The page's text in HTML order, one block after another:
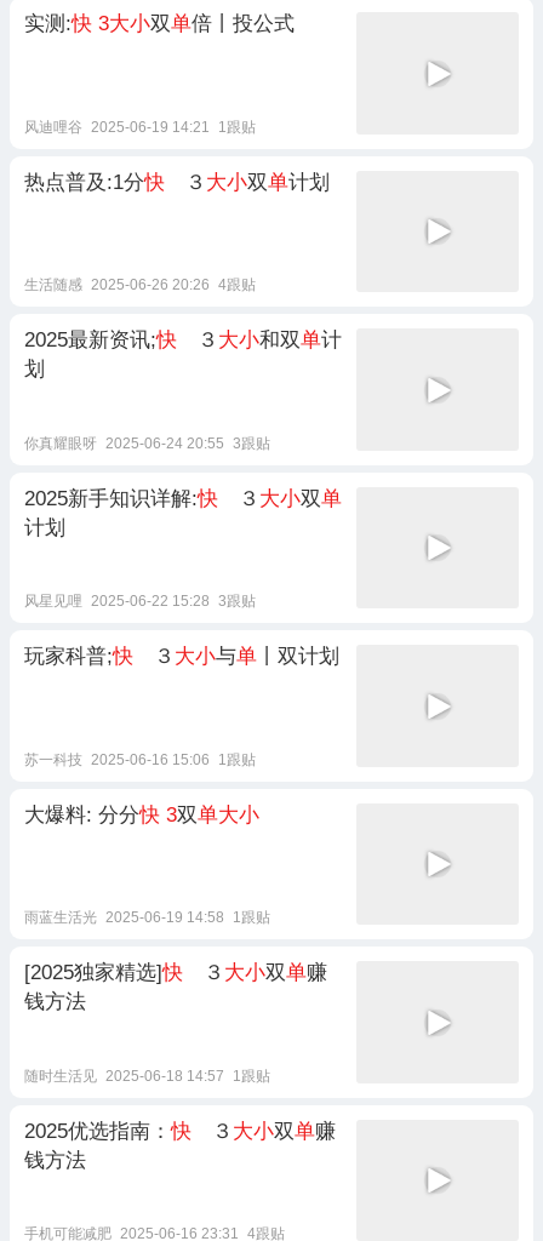
实测:快 3大小双单倍丨投公式
风迪哩谷 2025-06-19 14:21 1跟贴
热点普及:1分快 ３ 大小双单计划
生活随感 2025-06-26 20:26 4跟贴
2025最新资讯;快 ３ 大小和双单计
划
你真耀眼呀 2025-06-24 20:55 3跟贴
2025新手知识详解:快 ３ 大小双单
计划
风星见哩 2025-06-22 15:28 3跟贴
玩家科普;快 ３ 大小与单 丨双计划
苏一科技 2025-06-16 15:06 1跟贴
大爆料: 分分快 3双单大小
雨蓝生活光 2025-06-19 14:58 1跟贴
[2025独家精选]快 ３ 大小双单赚
钱方法
随时生活见 2025-06-18 14:57 1跟贴
2025优选指南：快 ３ 大小双单赚
钱方法
手机可能减肥 2025-06-16 23:31 4跟贴